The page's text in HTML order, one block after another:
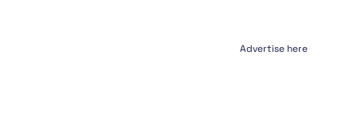
Advertise here